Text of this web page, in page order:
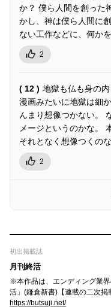
か？ 僕ら人間を創った
かし、神は僕ら人間に
ない工作などに、何か
2
( 12 ) 地獄も仏も身の
漫画みたいに地獄は細
んまり想像つかない。
メージというのかな。
それとなく想像つくのな
2
初出掲載誌
月刊終活
※本作品は、エンディング業界
活」(鎌倉新書)【連載の二次掲
https://butsuji.net/